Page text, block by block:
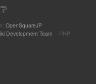
OpenSquareJP
Development Team PHP